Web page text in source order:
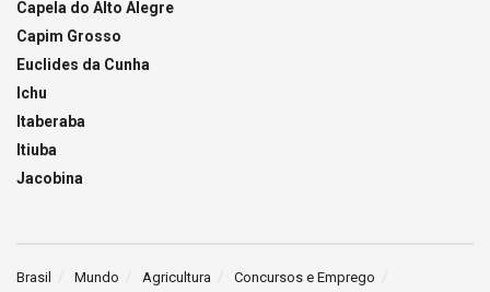
Capela do Alto Alegre
Capim Grosso
Euclides da Cunha
Ichu
Itaberaba
Itiuba
Jacobina
Brasil Mundo Agricultura Concursos e Emprego